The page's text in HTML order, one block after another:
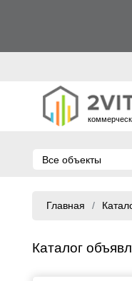
Все объекты
Главная
Каталог